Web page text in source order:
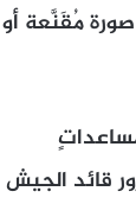
مُقَنَّعة أو
قائد الجيش